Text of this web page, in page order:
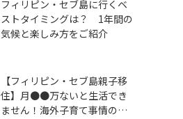
フィリピン・セブ島に行くベ
ストタイミングは？ 1年間の
気候と楽しみ方をご紹介
【フィリピン・セブ島親子移
住】月●●万ないと生活でき
ません！海外子育て事情の本